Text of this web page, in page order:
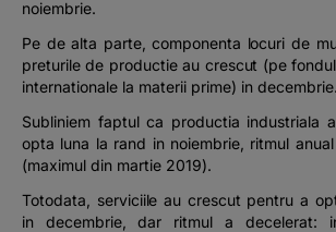
noiembrie.
Pe de alta parte, componenta locuri de
preturile de productie au crescut (pe
internationale la materii prime) in decembrie.
Subliniem faptul ca productia industriala
opta luna la rand in noiembrie, ritmul
(maximul din martie 2019).
Totodata, serviciile au crescut pentru a
in decembrie, dar ritmul a decelerat: